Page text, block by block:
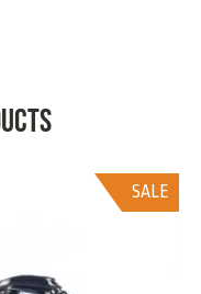
SALE